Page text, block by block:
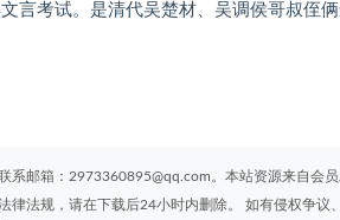
言考试。是清代吴楚材、吴调侯哥叔侄
系邮箱：2973360895@qq.com。本站资源来自会
律法规，请在下载后24小时内删除。 如有侵权争